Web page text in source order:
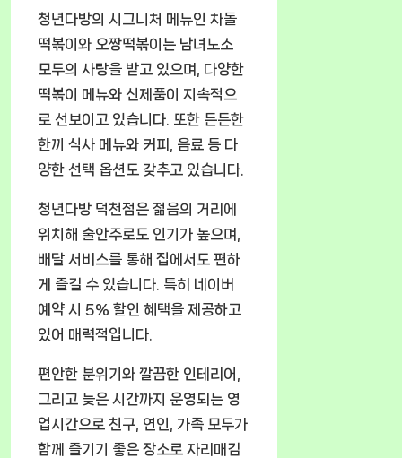
청년다방의 시그니처 메뉴인 차돌
떡볶이와 오짱떡볶이는 남녀노소
모두의 사랑을 받고 있으며, 다양한
떡볶이 메뉴와 신제품이 지속적으
로 선보이고 있습니다. 또한 든든한
한끼 식사 메뉴와 커피, 음료 등 다
양한 선택 옵션도 갖추고 있습니다.
청년다방 덕천점은 젊음의 거리에
위치해 술안주로도 인기가 높으며,
배달 서비스를 통해 집에서도 편하
게 즐길 수 있습니다. 특히 네이버
예약 시 5% 할인 혜택을 제공하고
있어 매력적입니다.
편안한 분위기와 깔끔한 인테리어,
그리고 늦은 시간까지 운영되는 영
업시간으로 친구, 연인, 가족 모두가
함께 즐기기 좋은 장소로 자리매김